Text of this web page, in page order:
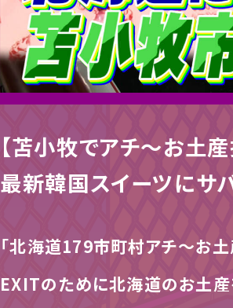
【苫小牧でアチ～お土
最新韓国スイーツにサ
「北海道179市町村アチ～お土
EXITのために北海道のお土産